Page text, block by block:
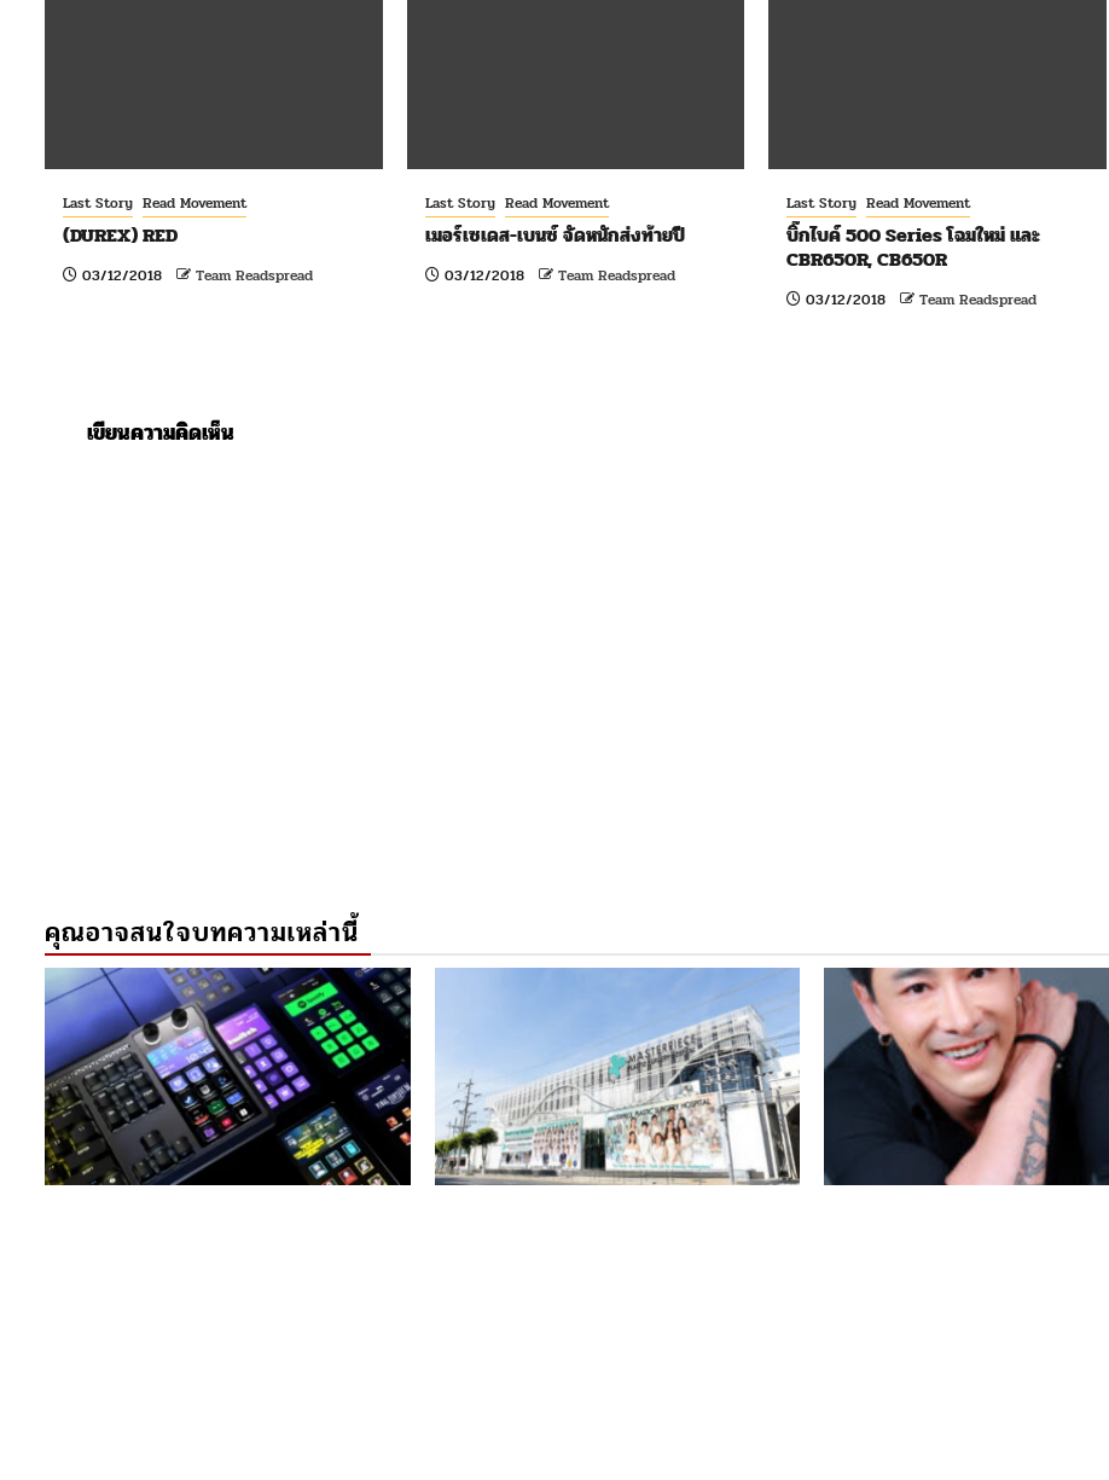
Last Story Read Movement
(DUREX) RED
03/12/2018 Team Readspread
Last Story Read Movement
เมอร์เซเดส-เบนซ์ จัดหนักส่งท้ายปี
03/12/2018 Team Readspread
Last Story Read Movement
บิ๊กไบค์ 500 Series โฉมใหม่ และ
CBR650R, CB650R
03/12/2018 Team Readspread
เขียนความคิดเห็น
คุณอาจสนใจบทความเหล่านี้